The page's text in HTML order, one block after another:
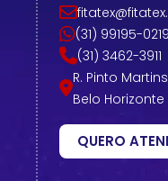
(31) 99195-0219
(31) 3462-3911
R. Pinto
Belo Horizonte
QUERO